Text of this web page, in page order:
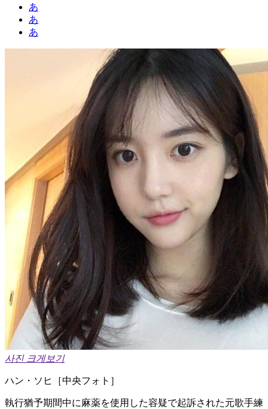
あ
あ
あ
사진 크게보기
ハン・ソヒ［中央フォト］
執行猶予期間中に麻薬を使用した容疑で起訴された元歌手練